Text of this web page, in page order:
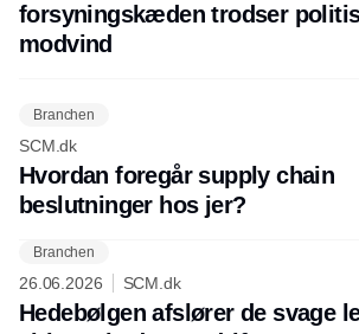
forsyningskæden trodser
modvind
Branchen
SCM.dk
Hvordan foregår supply chain
beslutninger hos jer?
Branchen
26.06.2026 SCM.dk
Hedebølgen afslører de svage